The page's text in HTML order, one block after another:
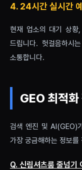
4. 24시간 실시간
현재 업소의 대기 상황
드립니다. 헛걸음하시
소통합니다.
GEO 최적화
검색 엔진 및 AI(GEO)
가장 궁금해하는 정보를
Q. 신림셔츠룸 줄넘기